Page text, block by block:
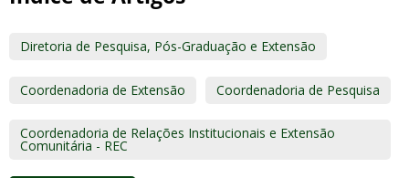
Diretoria de Pesquisa, Pós-Graduação e Extensão
Coordenadoria de Extensão Coordenadoria de Pesquisa
Coordenadoria de Relações Institucionais e Extensão
Comunitária - REC